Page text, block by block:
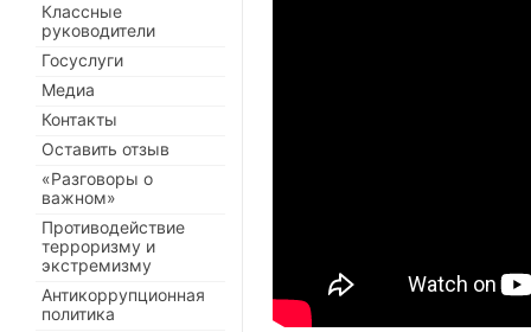
Классные
руководители
Госуслуги
Медиа
Контакты
Оставить отзыв
«Разговоры о
важном»
Противодействие
терроризму и
экстремизму
Антикоррупционная
политика